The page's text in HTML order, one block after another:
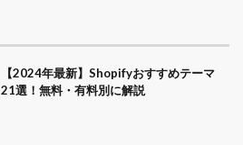
【2024年最新】Shopifyおすすめテーマ
21選！無料・有料別に解説